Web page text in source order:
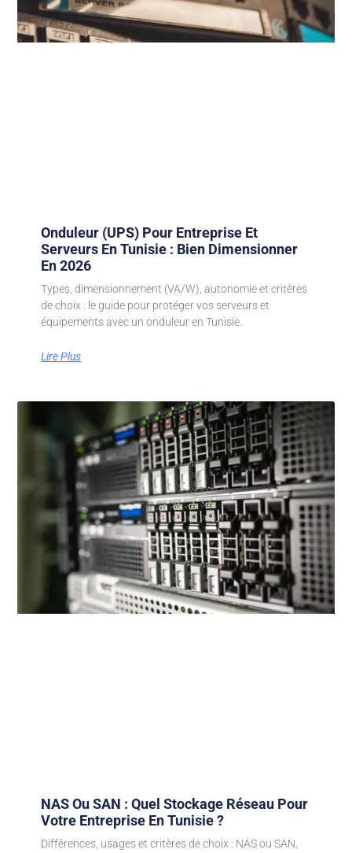
Onduleur (UPS) Pour Entreprise Et
Serveurs En Tunisie : Bien Dimensionner
En 2026
Types, dimensionnement (VA/W), autonomie et critères
de choix : le guide pour protéger vos serveurs et
équipements avec un onduleur en Tunisie.
Lire Plus
NAS Ou SAN : Quel Stockage Réseau Pour
Votre Entreprise En Tunisie ?
Différences, usages et critères de choix : NAS ou SAN,